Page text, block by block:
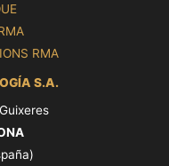
RMA
S.A.